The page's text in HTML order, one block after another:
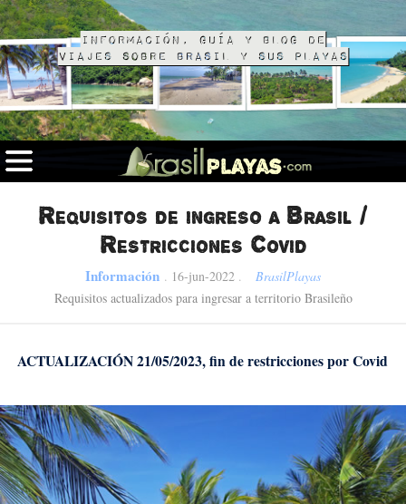
Información, guía y blog de
viajes sobre Brasil y sus playas
Requisitos de ingreso a Brasil /
Restricciones Covid
Información . 16-jun-2022 .
BrasilPlayas
Requisitos actualizados para ingresar a territorio Brasileño
ACTUALIZACIÓN 21/05/2023, fin de restricciones por Covid